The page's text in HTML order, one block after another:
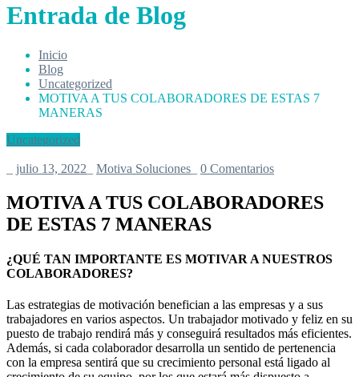
Entrada de Blog
Inicio
Blog
Uncategorized
MOTIVA A TUS COLABORADORES DE ESTAS 7
MANERAS
Uncategorized
julio 13, 2022 Motiva Soluciones 0 Comentarios
MOTIVA A TUS COLABORADORES
DE ESTAS 7 MANERAS
¿QUÉ TAN IMPORTANTE ES MOTIVAR A NUESTROS
COLABORADORES?
Las estrategias de motivación benefician a las empresas y a sus
trabajadores en varios aspectos. Un trabajador motivado y feliz en su
puesto de trabajo rendirá más y conseguirá resultados más eficientes.
Además, si cada colaborador desarrolla un sentido de pertenencia
con la empresa sentirá que su crecimiento personal está ligado al